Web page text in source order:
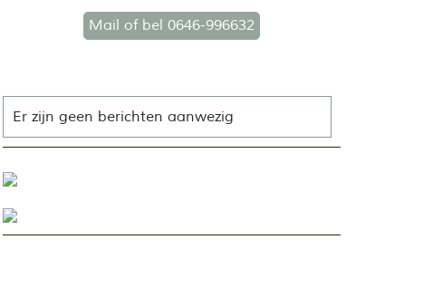
Mail of bel 0646-996632
Er zijn geen berichten aanwezig